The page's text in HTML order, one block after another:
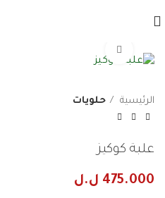
الرئيسية حلويات
علبة كوكيز
475.000 ل.ل